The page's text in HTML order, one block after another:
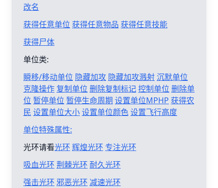
改名
获得任意单位 获得任意物品 获得任意技能
获得尸体
单位类:
瞬移/移动单位 隐藏加攻 隐藏加攻溅射沉默单位
克隆操作 复制单位 删除复制标记控制单位 删除单
位 暂停单位 暂停生命周期 设置单位MPHP 获得农
民 设置单位大小设置单位颜色设置飞行高度
单位特殊属性:
光环请看光环 辉煌光环 专注光环
吸血光环 荆棘光环 耐久光环
强击光环 邪恶光环 减速光环